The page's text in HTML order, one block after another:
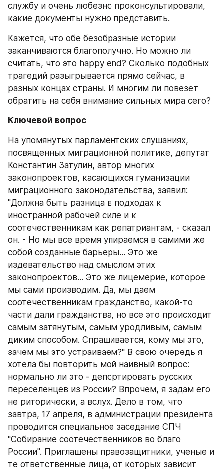
службу и очень любезно проконсультировали,
какие документы нужно представить.
Кажется, что обе безобразные истории
заканчиваются благополучно. Но можно ли
считать, что это happy end? Сколько подобных
трагедий разыгрывается прямо сейчас, в
разных концах страны. И многим ли повезет
обратить на себя внимание сильных мира сего?
Ключевой вопрос
На упомянутых парламентских слушаниях,
посвященных миграционной политике, депутат
Константин Затулин, автор многих
законопроектов, касающихся гуманизации
миграционного законодательства, заявил:
"Должна быть разница в подходах к
иностранной рабочей силе и к
соотечественникам как репатриантам, - сказал
он. - Но мы все время упираемся в самими же
собой созданные барьеры... Это же
издевательство над смыслом этих
законопроектов... Это же лицемерие, которое
мы сами производим. Да, мы даем
соотечественникам гражданство, какой-то
части дали гражданства, но все это происходит
самым затянутым, самым уродливым, самым
диким способом. Спрашивается, кому мы это,
зачем мы это устраиваем?" В свою очередь я
хотела бы повторить мой наивный вопрос:
нормально ли это - депортировать русских
переселенцев из России? Впрочем, я задам его
не риторически, а вслух. Дело в том, что
завтра, 17 апреля, в администрации президента
проводится специальное заседание СПЧ
"Собирание соотечественников во благо
России". Приглашены правозащитники, ученые и
те ответственные лица, от которых зависит